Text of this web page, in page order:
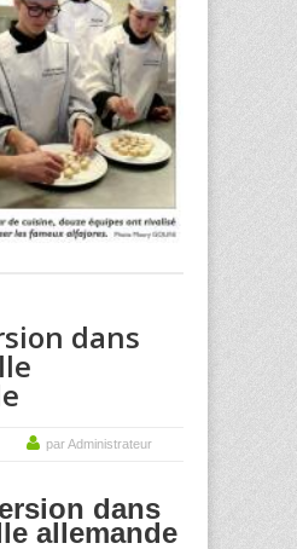
dans
par Administrateur
dans
allemande